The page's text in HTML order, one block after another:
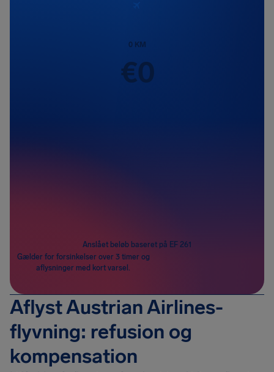
0KM
€0
Anslået beløb baseret på EF 261
Gælder for forsinkelser over 3 timer og
aflysninger med kort varsel.
Aflyst Austrian Airlines-
flyvning: refusion og
kompensation